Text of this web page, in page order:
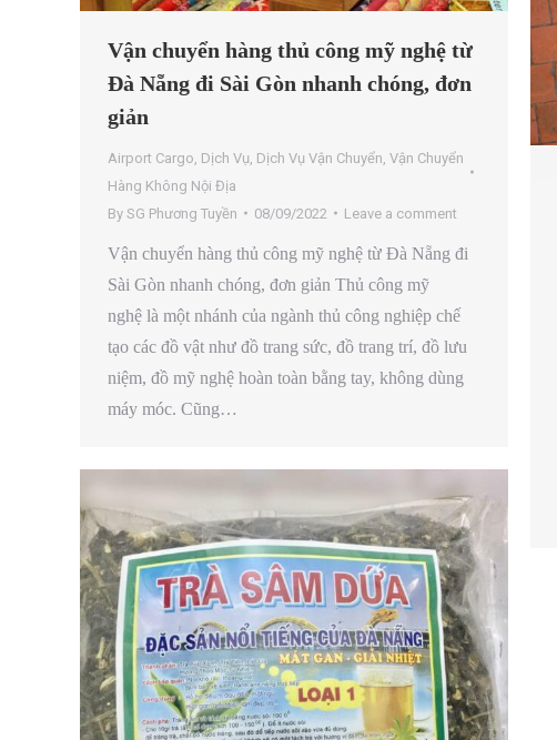
Vận chuyển hàng thủ công mỹ nghệ từ
Đà Nẵng đi Sài Gòn nhanh chóng, đơn
giản
Airport Cargo Dịch Vụ Dịch Vụ Vận Chuyển Vận Chuyển
Hàng Không Nội Địa
By SG Phương Tuyền 08/09/2022 Leave a comment
Vận chuyển hàng thủ công mỹ nghệ từ Đà Nẵng đi
Sài Gòn nhanh chóng, đơn giản Thủ công mỹ
nghệ là một nhánh của ngành thủ công nghiệp chế
tạo các đồ vật như đồ trang sức, đồ trang trí, đồ lưu
niệm, đồ mỹ nghệ hoàn toàn bằng tay, không dùng
máy móc. Cũng…